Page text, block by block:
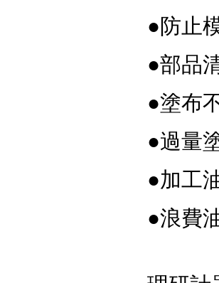
●防止
●部品
●塗布
●過量
●加工
●浪費